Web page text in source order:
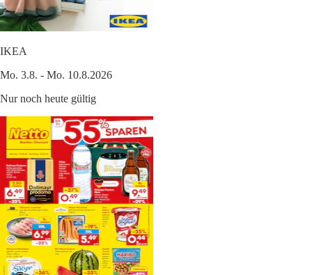
IKEA
Mo. 3.8. - Mo. 10.8.2026
Nur noch heute gültig